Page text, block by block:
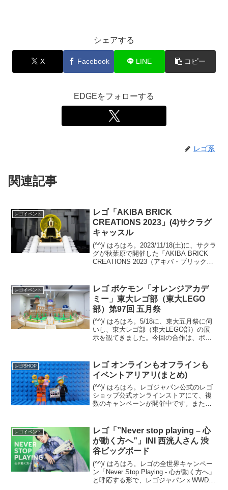
シェアする
X Facebook LINE コピー
EDGEをフォローする
レゴ系
関連記事
レゴイベント
レゴ「AKIBA BRICK
CREATIONS 2023」(4)サクラグ
キャッスル
(^^)/ はろはろ。2023/11/18(土)に、サクラ
グが秋葉原で開催した「AKIBA BRICK
CREATIONS 2023（アキバ・ブリック・
スの画像が...
レゴイベント
レゴ ポケモン「オレンジアカデ
ミー」東大レゴ部（東大LEGO
部）第97回 五月祭
(^^)/ はろはろ。5/18に、東大五月祭に伺
いし、東大レゴ部（東大LEGO部）の展
示を観てきました。今回の合作は、ポケ
作です。全方位からの画像でどうぞ。
レゴSHOP
レゴ オンラインもオフラインも
イベントアリアリ(まとめ)
(^^)/ はろはろ。レゴジャパン公式のレゴ
ショップ公式オンラインストアにて、複
数のキャンペーンが開催中です。また、
15%OFF、ポイント２倍オファーページ
にて、4/...
レゴイベント
レゴ「”Never stop playing – 心
が動く方へ”」INI 西洸人さん 渋
谷ビッグボード
(^^)/ はろはろ。レゴの全世界キャンペー
ン「Never Stop Playing - 心が動く方へ」
と呼応する形で、レゴジャパンｘWWDの